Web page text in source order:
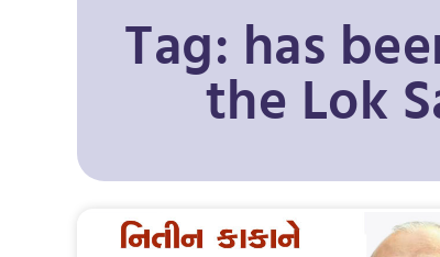
Tag: has
the Lok